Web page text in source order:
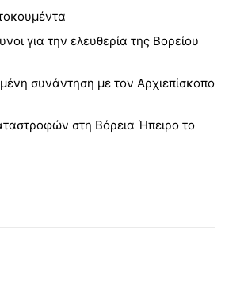
για την ελευθερία της Βορείου
συνάντηση με τον Αρχιεπίσκοπο
στη Βόρεια Ήπειρο το